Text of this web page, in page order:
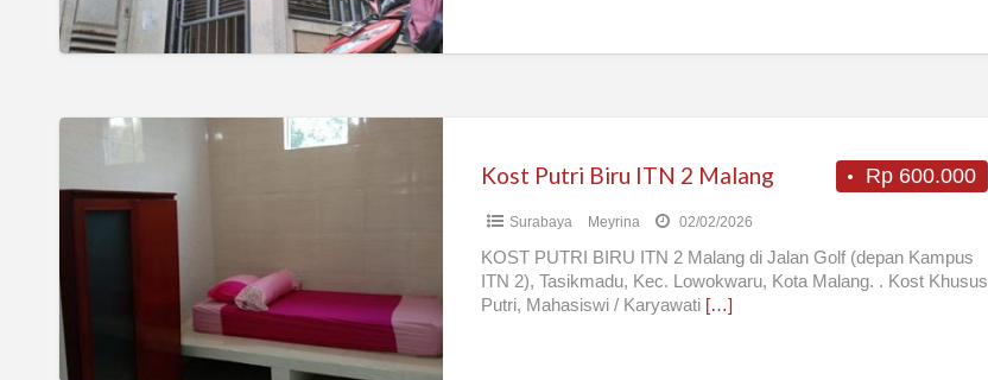
Biru
Malang
Rp 600.000
Kost Putri Biru ITN 2 Malang
Surabaya Meyrina 02/02/2026
KOST PUTRI BIRU ITN 2 Malang di Jalan Golf (depan Kampus
ITN 2), Tasikmadu, Kec. Lowokwaru, Kota Malang. . Kost Khusus
Putri, Mahasiswi / Karyawati […]